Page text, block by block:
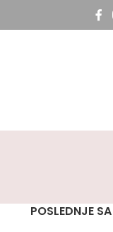
POSLEDNJE